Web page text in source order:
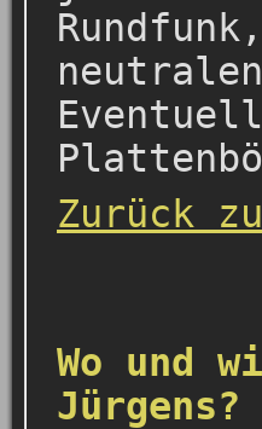
Zurück
Wo und
Jürgens?